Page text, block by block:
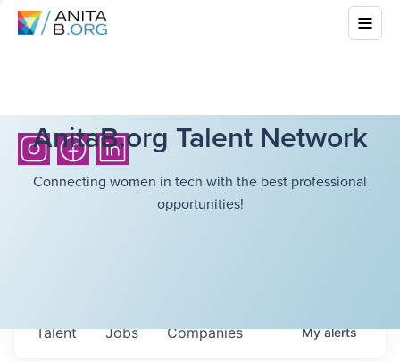
AnitaB.org Talent Network
Connecting women in tech with the best professional
opportunities!
Jobs Companies
Talent Myalerts